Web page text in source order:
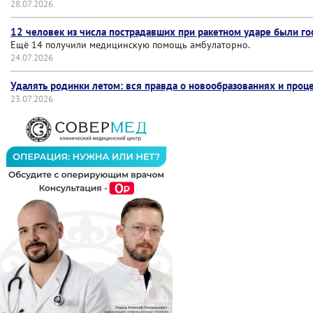
28.07.2026
12 человек из числа пострадавших при ракетном ударе были
Ещё 14 получили медицинскую помощь амбулаторно.
24.07.2026
Удалять родинки летом: вся правда о новообразованиях и
23.07.2026